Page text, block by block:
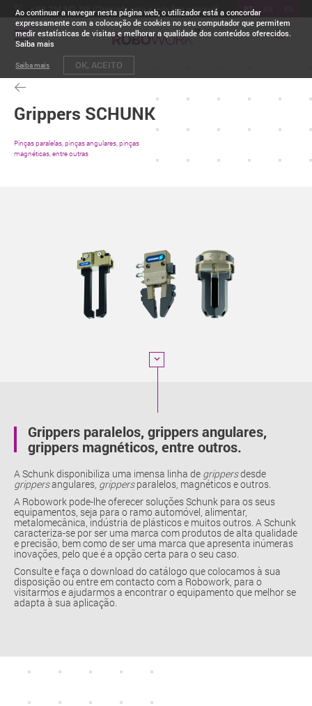
Ao continuar a navegar nesta página web, o utilizador está a concordar
expressamente com a colocação de cookies no seu computador que permitem
medir estatísticas de visitas e melhorar a qualidade dos conteúdos oferecidos.
Saiba mais
Saiba mais OK, ACEITO
PT
+351 234 942 748 (Chamada para a rede fixa nacional)
Toggle
navigation
Grippers SCHUNK
Pinças paralelas, pinças angulares, pinças
magnéticas, entre outras
Grippers paralelos, grippers angulares,
grippers magnéticos, entre outros.
A Schunk disponibiliza uma imensa linha de grippersdesde
grippersangulares, grippersparalelos, magnéticos e outros.
A Robowork pode-lhe oferecer soluções Schunk para os seus
equipamentos, seja para o ramo automóvel, alimentar,
metalomecânica, indústria de plásticos e muitos outros. A Schunk
caracteriza-se por ser uma marca com produtos de alta qualidade
e precisão, bem como de ser uma marca que apresenta inúmeras
inovações, pelo que é a opção certa para o seu caso.
Consulte e faça o download do catálogo que colocamos à sua
disposição ou entre em contacto com a Robowork, para o
visitarmos e ajudarmos a encontrar o equipamento que melhor se
adapta à sua aplicação.